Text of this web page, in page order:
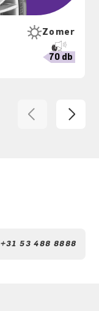
Zomer
70 db
+31 53 488 8888